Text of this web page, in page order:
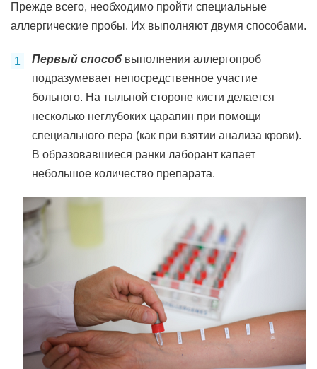
Прежде всего, необходимо пройти специальные
аллергические пробы. Их выполняют двумя способами.
Первый способвыполнения аллергопроб
подразумевает непосредственное участие
больного. На тыльной стороне кисти делается
несколько неглубоких царапин при помощи
специального пера (как при взятии анализа крови).
В образовавшиеся ранки лаборант капает
небольшое количество препарата.